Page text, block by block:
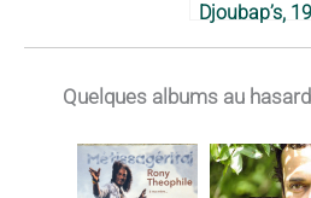
Djoubap’s,
Quelques albums au